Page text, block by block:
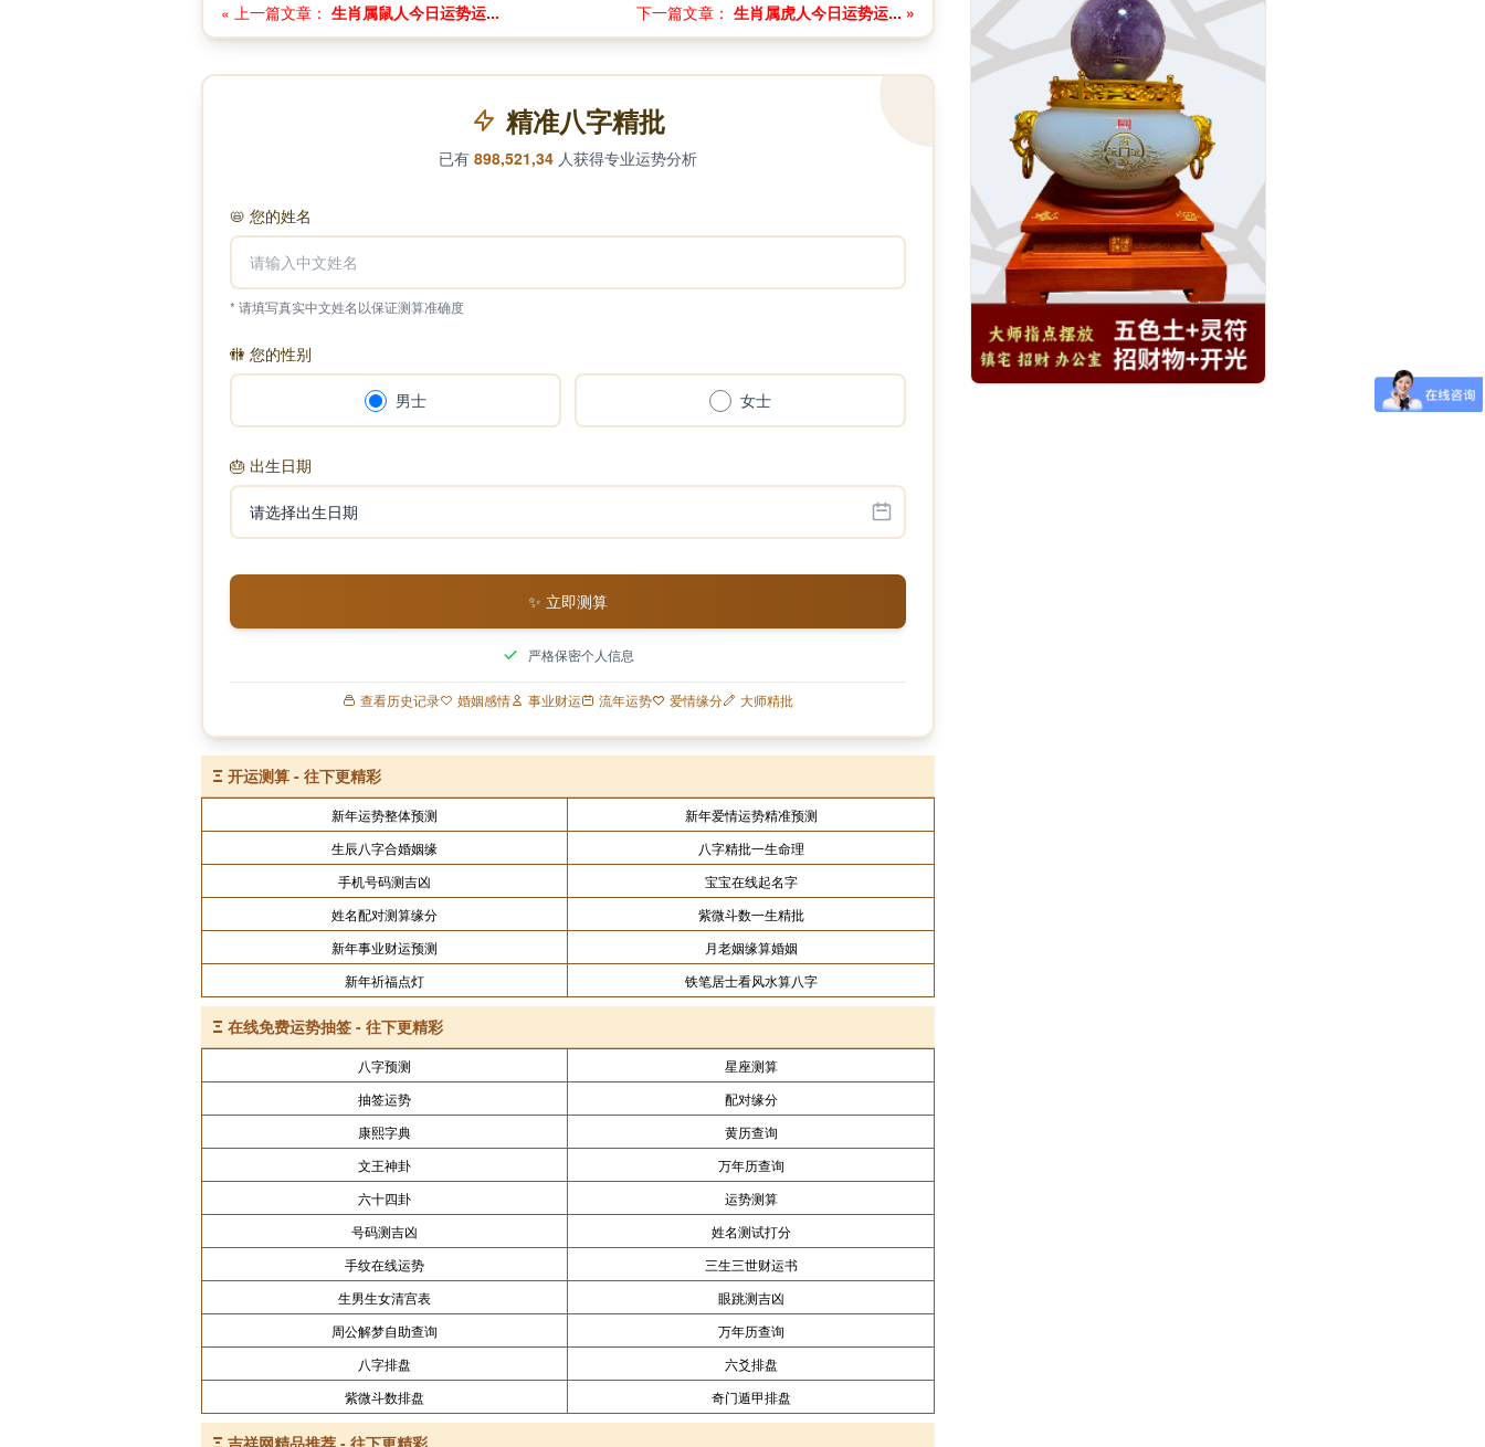
« 上一篇文章： 生肖属鼠人今日运势运... 下一篇文章： 生肖属虎人今日运势运... »
精准八字精批
已有 898,521,34 人获得专业运势分析
📛 您的姓名
* 请填写真实中文姓名以保证测算准确度
🚻 您的性别
男士 女士
🎂 出生日期
✨ 立即测算
严格保密个人信息
查看历史记录 婚姻感情 事业财运 流年运势 爱情缘分 大师精批
Ξ 开运测算 - 往下更精彩
新年运势整体预测
新年爱情运势精准预测
生辰八字合婚姻缘
八字精批一生命理
手机号码测吉凶
宝宝在线起名字
姓名配对测算缘分
紫微斗数一生精批
新年事业财运预测
月老姻缘算婚姻
新年祈福点灯
铁笔居士看风水算八字
Ξ 在线免费运势抽签 - 往下更精彩
八字预测
星座测算
抽签运势
配对缘分
康熙字典
黄历查询
文王神卦
万年历查询
六十四卦
运势测算
号码测吉凶
姓名测试打分
手纹在线运势
三生三世财运书
生男生女清宫表
眼跳测吉凶
周公解梦自助查询
万年历查询
八字排盘
六爻排盘
紫微斗数排盘
奇门遁甲排盘
Ξ 吉祥网精品推荐 - 往下更精彩